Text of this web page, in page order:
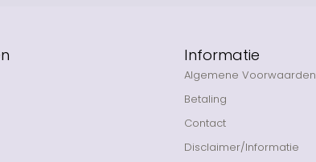
Informatie
Algemene Voorwaarden
Betaling
Contact
Disclaimer/Informatie